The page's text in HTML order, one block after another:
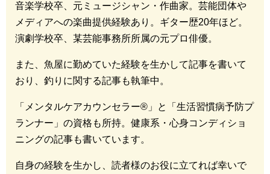
音楽学校卒、元ミュージシャン・作曲家。芸能団体や
メディアへの楽曲提供経験あり。ギター歴20年ほど。
演劇学校卒、某芸能事務所所属の元プロ俳優。
また、魚屋に勤めていた経験を生かして記事を書いて
おり、釣りに関する記事も執筆中。
「メンタルケアカウンセラー®︎」と「生活習慣病予防プ
ランナー」の資格も所持。健康系・心身コンディショ
ニングの記事も書いています。
自身の経験を生かし、読者様のお役に立てれば幸いで